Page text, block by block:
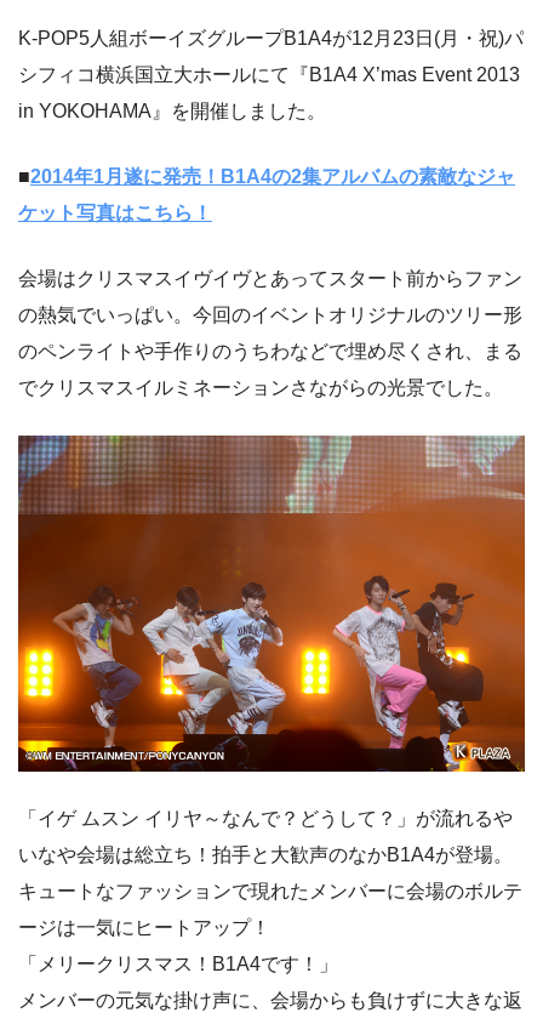
K-POP5人組ボーイズグループB1A4が12月23日(月・祝)パ
シフィコ横浜国立大ホールにて『B1A4 X’mas Event 2013
in YOKOHAMA』を開催しました。
■2014年1月遂に発売！B1A4の2集アルバムの素敵なジャ
ケット写真はこちら！
会場はクリスマスイヴイヴとあってスタート前からファン
の熱気でいっぱい。今回のイベントオリジナルのツリー形
のペンライトや手作りのうちわなどで埋め尽くされ、まる
でクリスマスイルミネーションさながらの光景でした。
「イゲ ムスン イリヤ～なんで？どうして？」が流れるや
いなや会場は総立ち！拍手と大歓声のなかB1A4が登場。
キュートなファッションで現れたメンバーに会場のボルテ
ージは一気にヒートアップ！
「メリークリスマス！B1A4です！」
メンバーの元気な掛け声に、会場からも負けずに大きな返